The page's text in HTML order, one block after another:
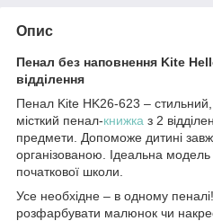
Опис
Пенал без наповнення Kite
відділення
Пенал Kite HK26-623 –
місткий пенал-книжка з 2
предмети. Допоможе дитині
організованою. Ідеальна
початкової школи.
Усе необхідне – в одному
розфарбувати малюнок чи